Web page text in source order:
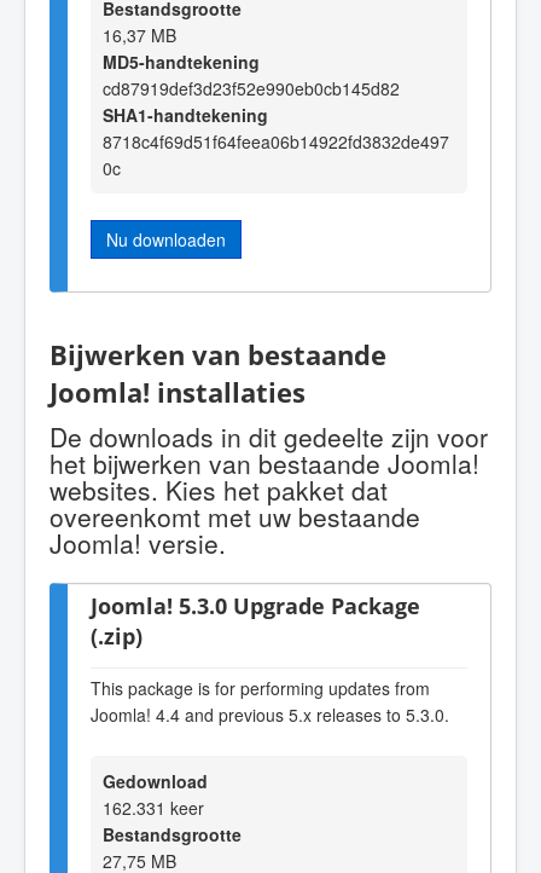
Bestandsgrootte
16,37 MB
MD5-handtekening
cd87919def3d23f52e990eb0cb145d82
SHA1-handtekening
8718c4f69d51f64feea06b14922fd3832de497
0c
Nu downloaden
Bijwerken van bestaande
Joomla! installaties
De downloads in dit gedeelte zijn voor
het bijwerken van bestaande Joomla!
websites. Kies het pakket dat
overeenkomt met uw bestaande
Joomla! versie.
Joomla! 5.3.0 Upgrade Package
(.zip)
This package is for performing updates from
Joomla! 4.4 and previous 5.x releases to 5.3.0.
Gedownload
162.331 keer
Bestandsgrootte
27,75 MB